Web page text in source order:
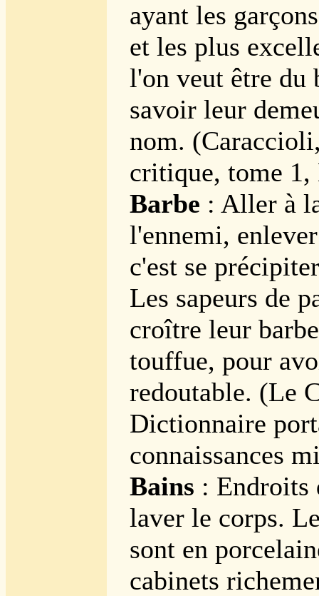
ayant les
et les plus
l'on veut être du
savoir leur
nom.
critique, tome 1,
Barbe : Aller à
l'ennemi,
c'est se
Les sapeurs de
croître leur
touffue, pour
redoutable. (Le
Dictionnaire
connaissances
Bains : Endroits
laver le corps.
sont en
cabinets